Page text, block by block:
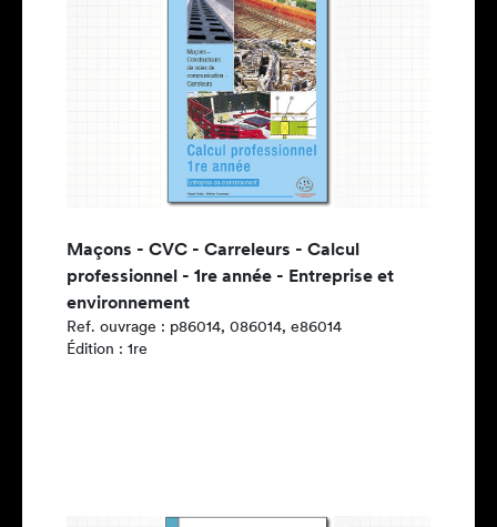
Maçons - CVC - Carreleurs - Calcul
professionnel - 1re année - Entreprise et
environnement
Ref. ouvrage : p86014, 086014, e86014
Édition : 1re